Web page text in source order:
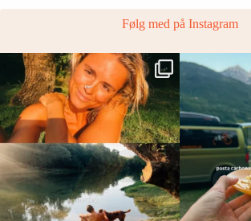
Følg med på Instagram